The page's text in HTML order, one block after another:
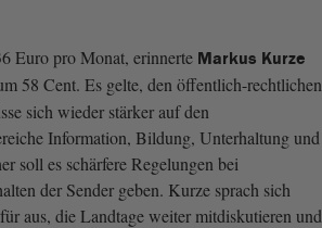
Euro pro Monat, erinnerte Markus Kurze
58 Cent. Es gelte, den öffentlich-rechtlichen
sich wieder stärker auf den
Information, Bildung, Unterhaltung und
soll es schärfere Regelungen bei
der Sender geben. Kurze sprach sich
aus, die Landtage weiter mitdiskutieren und